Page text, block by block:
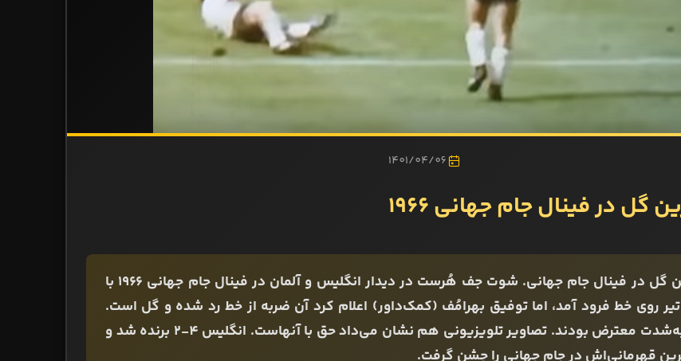
1401/04/06
گل در فینال جام جهانی ۱۹۶۶
جنجالی‌ترین گل در فینال جام جهانی. شوت جف هُرست در دیدار انگلیس و آلمان در فینال جام جهانی ۱۹۶۶ با
تیر روی خط فرود آمد، اما توفیق بهرامُف (کمک‌داور) اعلام کرد آن ضربه از خط رد شده و گل است.
آلمانی‌ها به‌شدت معترض بودند. تصاویر تلویزیونی هم نشان می‌داد حق با آنهاست. انگلیس 4-2 برنده شد و
قهرمانی‌اش در جام جهانی را جشن گرفت.